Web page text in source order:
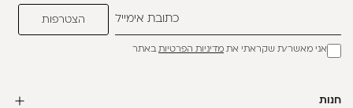
אני מאשר/ת שקראתי את מדיניות הפרטיותבאתר
חנות